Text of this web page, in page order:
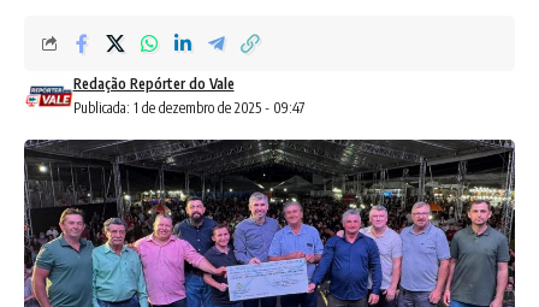
Publicada: 1 de dezembro de 2025 - 09:47
Redação Repórter do Vale